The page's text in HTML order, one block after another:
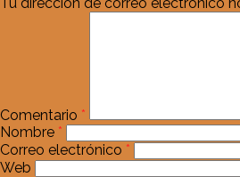
Comentario *
Nombre *
Correo electrónico *
Web